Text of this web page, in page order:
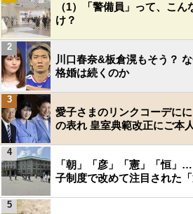
（1）「警備員」って、こ
け？
川口春奈&板倉滉もそう？
格婚は続くのか
2
愛子さまのリンクコーデに
の表れ 皇室典範改正にご本
3
「朝」「彦」「憲」「恒」
子制度で改めて注目された「
4
5